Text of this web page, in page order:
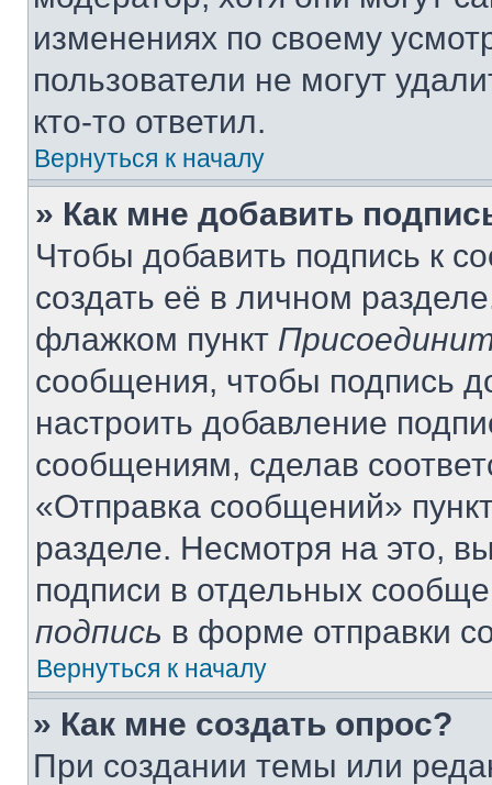
изменениях по своему
пользователи не могут
кто-то ответил.
Вернуться к началу
» Как мне добавить
Чтобы добавить подпись к
создать её в личном
флажком пункт
сообщения, чтобы подпись
настроить добавление
сообщениям, сделав
«Отправка сообщений»
разделе. Несмотря на это,
подписи в отдельных
подпись в форме отправки
Вернуться к началу
» Как мне создать опрос?
При создании темы или